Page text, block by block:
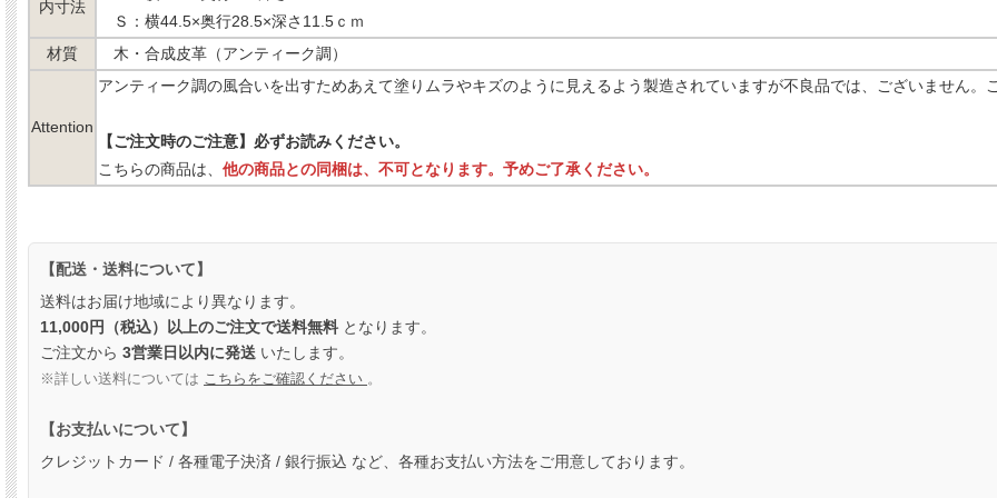
内寸法
Ｓ：横44.5×奥行28.5×深さ11.5ｃｍ
材質
木・合成皮革（アンティーク調）
Attention
アンティーク調の風合いを出すためあえて塗りムラやキズのように見えるよう製造されていますが不良品では、ございません。
【ご注文時のご注意】必ずお読みください。
こちらの商品は、 他の商品との同梱は、不可となります。予めご了承ください。
【配送・送料について】
送料はお届け地域により異なります。
11,000円（税込）以上のご注文で送料無料 となります。
ご注文から 3営業日以内に発送 いたします。
※詳しい送料については こちらをご確認ください 。
【お支払いについて】
クレジットカード / 各種電子決済 / 銀行振込 など、各種お支払い方法をご用意しております。